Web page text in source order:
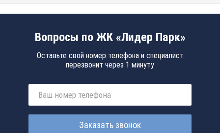
Вопросы по ЖК «Лидер Парк»
Оставьте свой номер телефона и специалист
перезвонит через 1 минуту
Заказать звонок